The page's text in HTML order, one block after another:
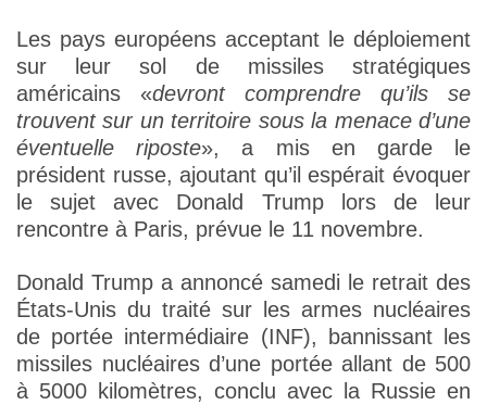
Les pays européens acceptant le déploiement
sur leur sol de missiles stratégiques
américains «devront comprendre qu’ils se
trouvent sur un territoire sous la menace d’une
éventuelle riposte», a mis en garde le
président russe, ajoutant qu’il espérait évoquer
le sujet avec Donald Trump lors de leur
rencontre à Paris, prévue le 11 novembre.
Donald Trump a annoncé samedi le retrait des
États-Unis du traité sur les armes nucléaires
de portée intermédiaire (INF), bannissant les
missiles nucléaires d’une portée allant de 500
à 5000 kilomètres, conclu avec la Russie en